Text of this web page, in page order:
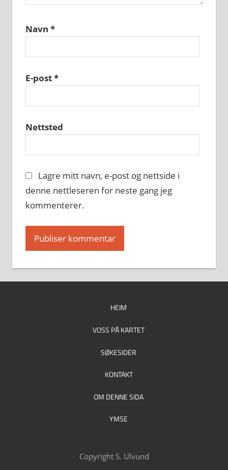
Navn *
E-post*
Nettsted
Lagre mitt navn, e-post og nettside i
denne nettleseren for neste gang jeg
kommenterer.
HEIM
VOSS PÅ KARTET
SØKESIDER
KONTAKT
OM DENNE SIDA
YMSE
Copyright S. Ulvund